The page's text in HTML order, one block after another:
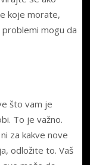
koje morate,
mogu da
što vam je
To je važno.
za kakve nove
odložite to. Vaš